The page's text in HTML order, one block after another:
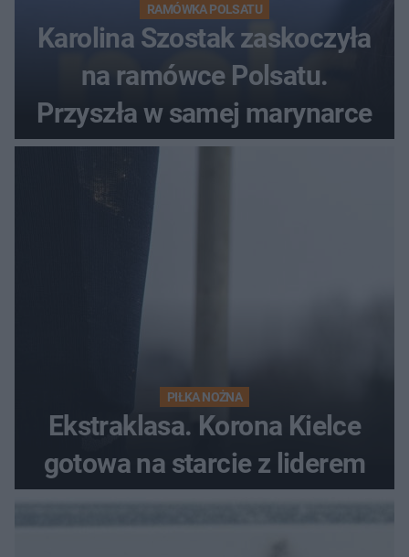
RAMÓWKA POLSATU
Karolina Szostak zaskoczyła
na ramówce Polsatu.
Przyszła w samej marynarce
PIŁKA NOŻNA
Ekstraklasa. Korona Kielce
gotowa na starcie z liderem